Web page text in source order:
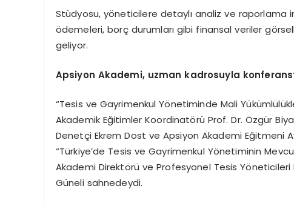
Stüdyosu, yöneticilere detaylı analiz ve raporlama
ödemeleri, borç durumları gibi finansal veriler
geliyor.
Apsiyon Akademi, uzman kadrosuyla
“Tesis ve Gayrimenkul Yönetiminde Mali
Akademik Eğitimler Koordinatörü Prof. Dr. Özgür
Denetçi Ekrem Dost ve Apsiyon Akademi Eğitmeni
“Türkiye’de Tesis ve Gayrimenkul Yönetiminin
Akademi Direktörü ve Profesyonel Tesis Yöneticileri
Güneli sahnedeydi.